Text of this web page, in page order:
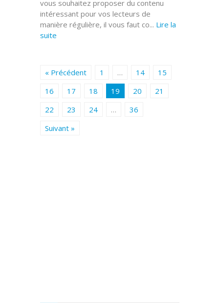
vous souhaitez proposer du contenu
intéressant pour vos lecteurs de
manière régulière, il vous faut co... Lire la
suite
« Précédent 1 … 14
15
16
17 18 19 20
21
22
23 24 …
36
Suivant »